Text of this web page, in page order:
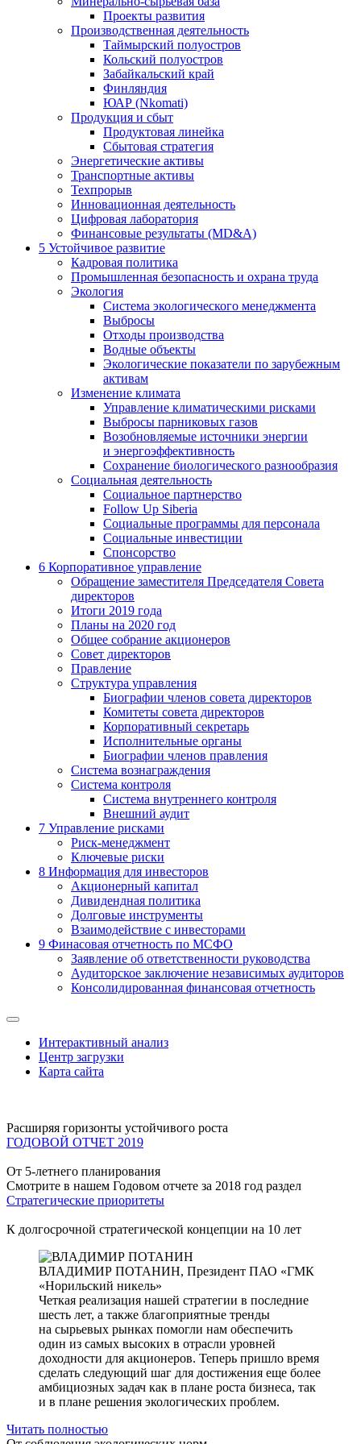
Проекты развития
Производственная деятельность
Таймырский полуостров
Кольский полуостров
Забайкальский край
Финляндия
ЮАР (Nkomati)
Продукция и сбыт
Продуктовая линейка
Сбытовая стратегия
Энергетические активы
Транспортные активы
Техпрорыв
Инновационная деятельность
Цифровая лаборатория
Финансовые результаты (MD&A)
5 Устойчивое развитие
Кадровая политика
Промышленная безопасность и охрана труда
Экология
Система экологического менеджмента
Выбросы
Отходы производства
Водные объекты
Экологические показатели по зарубежным
активам
Изменение климата
Управление климатическими рисками
Выбросы парниковых газов
Возобновляемые источники энергии
и энергоэффективность
Сохранение биологического разнообразия
Социальная деятельность
Социальное партнерство
Follow Up Siberia
Социальные программы для персонала
Социальные инвестиции
Спонсорство
6 Корпоративное управление
Обращение заместителя Председателя Совета
директоров
Итоги 2019 года
Планы на 2020 год
Общее собрание акционеров
Совет директоров
Правление
Структура управления
Биографии членов совета директоров
Комитеты совета директоров
Корпоративный секретарь
Исполнительные органы
Биографии членов правления
Система вознаграждения
Система контроля
Система внутреннего контроля
Внешний аудит
7 Управление рисками
Риск-менеджмент
Ключевые риски
8 Информация для инвесторов
Акционерный капитал
Дивидендная политика
Долговые инструменты
Взаимодействие с инвеcторами
9 Финасовая отчетность по МСФО
Заявление об ответственности руководства
Аудиторское заключение независимых аудиторов
Консолидированная финансовая отчетность
Интерактивный анализ
Центр загрузки
Карта сайта
Расширяя горизонты устойчивого роста
ГОДОВОЙ ОТЧЕТ 2019
От 5-летнего планирования
Смотрите в нашем Годовом отчете за 2018 год раздел
Стратегические приоритеты
К долгосрочной стратегической концепции на 10 лет
ВЛАДИМИР ПОТАНИН, Президент ПАО «ГМК
«Норильский никель»
Четкая реализация нашей стратегии в последние
шесть лет, а также благоприятные тренды
на сырьевых рынках помогли нам обеспечить
один из самых высоких в отрасли уровней
доходности для акционеров. Теперь пришло время
сделать следующий шаг для достижения еще более
амбициозных задач как в плане роста бизнеса, так
и в плане решения экологических проблем.
Читать полностью